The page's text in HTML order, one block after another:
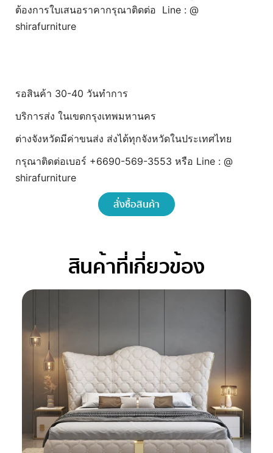
ต้องการใบเสนอราคากรุณาติดต่อ Line : @
shirafurniture
รอสินค้า 30-40 วันทำการ
บริการส่ง ในเขตกรุงเทพมหานคร
ต่างจังหวัดมีค่าขนส่ง ส่งได้ทุกจังหวัดในประเทศไทย
กรุณาติดต่อเบอร์ +6690-569-3553 หรือ Line : @
shirafurniture
สั่งซื้อสินค้า
สินค้าที่เกี่ยวข้อง